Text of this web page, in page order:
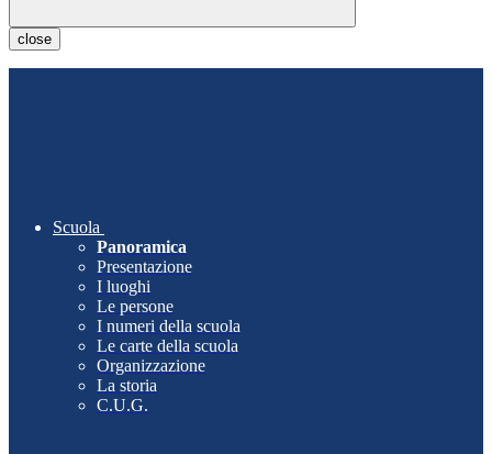
close
Scuola
Panoramica
Presentazione
I luoghi
Le persone
I numeri della scuola
Le carte della scuola
Organizzazione
La storia
C.U.G.